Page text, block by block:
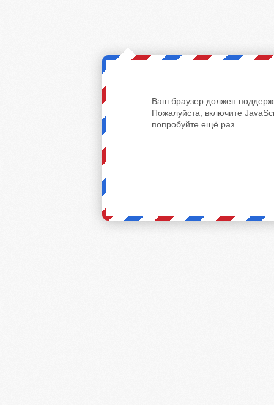
Ваш браузер должен
Пожалуйста, включите
попробуйте ещё раз